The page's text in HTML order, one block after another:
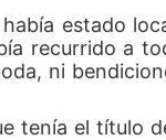
estado
recurrido a
ni
tenía el título